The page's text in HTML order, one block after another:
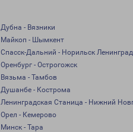
Дубна - Вязники
Майкоп - Шымкент
Спасск-Дальний - Норильск
Оренбург - Острогожск
Вязьма - Тамбов
Душанбе - Кострома
Ленинградская Станица - Нижний
Орел - Кемерово
Минск - Тара